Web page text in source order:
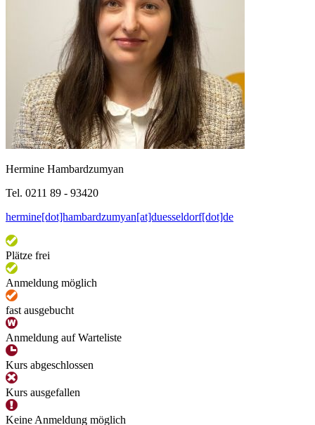
Hermine Hambardzumyan
Tel. 0211 89 - 93420
hermine[dot]hambardzumyan[at]duesseldorf[dot]de
Plätze frei
Anmeldung möglich
fast ausgebucht
Anmeldung auf Warteliste
Kurs abgeschlossen
Kurs ausgefallen
Keine Anmeldung möglich